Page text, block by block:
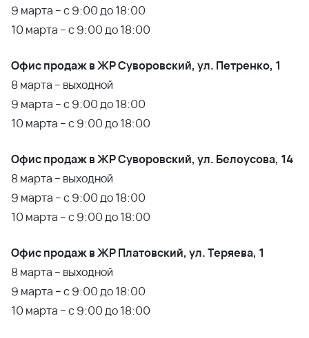
9 марта – с 9:00 до 18:00
10 марта – с 9:00 до 18:00
Офис продаж в ЖР Суворовский, ул. Петренко, 1
8 марта – выходной
9 марта – с 9:00 до 18:00
10 марта – с 9:00 до 18:00
Офис продаж в ЖР Суворовский, ул. Белоусова, 14
8 марта – выходной
9 марта – с 9:00 до 18:00
10 марта – с 9:00 до 18:00
Офис продаж в ЖР Платовский, ул. Теряева, 1
8 марта – выходной
9 марта – с 9:00 до 18:00
10 марта – с 9:00 до 18:00